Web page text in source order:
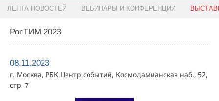
ЛЕНТА НОВОСТЕЙ ВЕБИНАРЫ И КОНФЕРЕНЦИИ
РосТИМ 2023
08.11.2023
г. Москва, РБК Центр событий, Космодамианская наб., 52,
стр. 7